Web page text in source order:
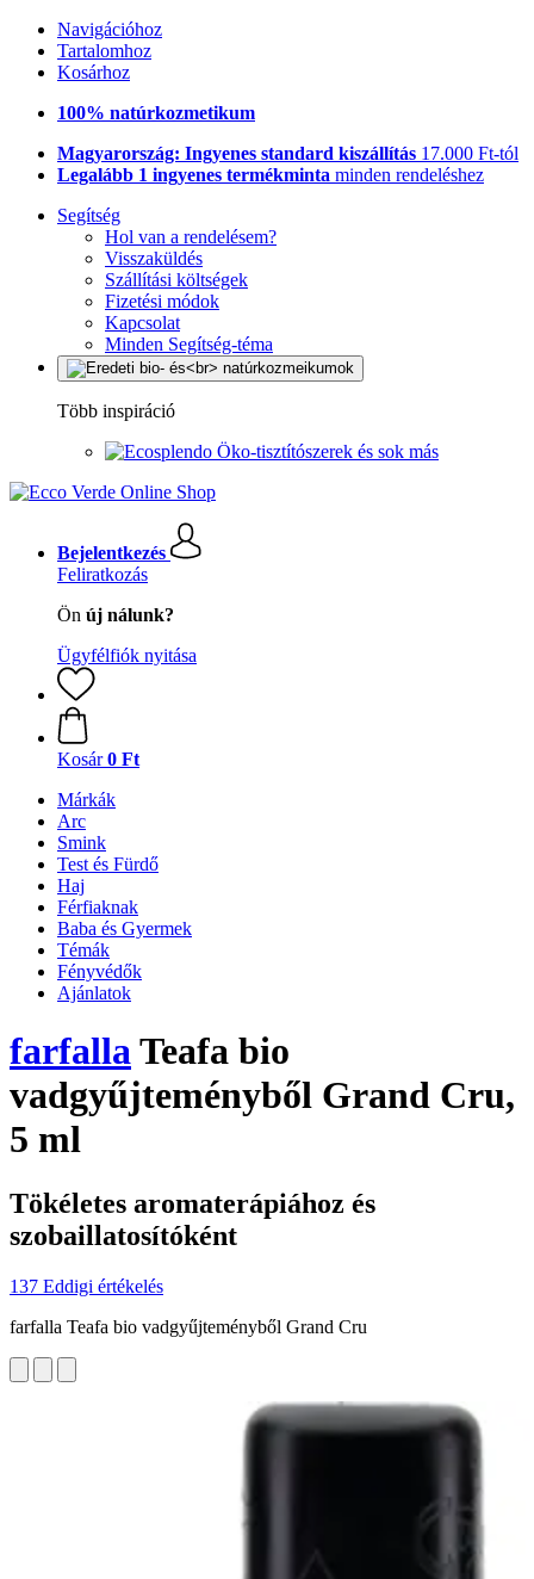
Navigációhoz
Tartalomhoz
Kosárhoz
100% natúrkozmetikum
Magyarország: Ingyenes standard kiszállítás 17.000 Ft-tól
Legalább 1 ingyenes termékminta minden rendeléshez
Segítség
Hol van a rendelésem?
Visszaküldés
Szállítási költségek
Fizetési módok
Kapcsolat
Minden Segítség-téma
Több inspiráció
Öko-tisztítószerek és sok más
Bejelentkezés
Feliratkozás
Ön új nálunk?
Ügyfélfiók nyitása
Kosár 0 Ft
Márkák
Arc
Smink
Test és Fürdő
Haj
Férfiaknak
Baba és Gyermek
Témák
Fényvédők
Ajánlatok
farfallaTeafa bio
vadgyűjteményből Grand Cru,
5 ml
Tökéletes aromaterápiához és
szobaillatosítóként
137 Eddigi értékelés
farfalla Teafa bio vadgyűjteményből Grand Cru